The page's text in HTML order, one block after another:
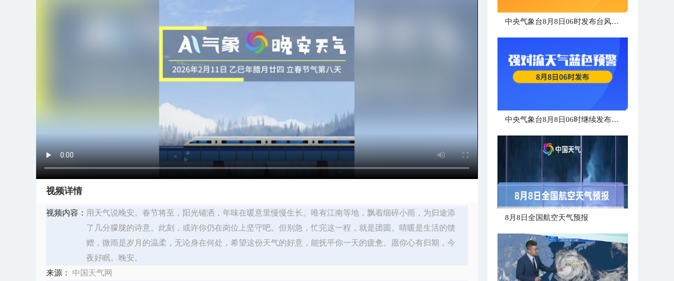
视频详情
视频内容： 用天气说晚安。春节将至，阳光铺洒，年味在暖意里慢慢生长。唯有江南等地，飘着细碎小雨，为归途添
了几分朦胧的诗意。此刻，或许你仍在岗位上坚守吧。但别急，忙完这一程，就是团圆。晴暖是生活的馈
赠，微雨是岁月的温柔，无论身在何处，希望这份天气的好意，能抚平你一天的疲惫。​愿你心有归期，今
夜好眠。晚安。
来源：
中国天气网
中央气象台8月8日06时发布台风橙色预警
中央气象台8月8日06时继续发布强对流天气蓝色预警
8月8日全国航空天气预报